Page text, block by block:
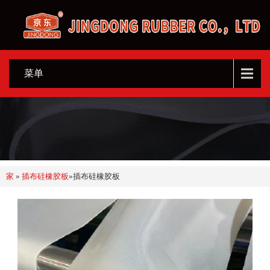
菜单
家 » 插布硅橡胶板»插布硅橡胶板